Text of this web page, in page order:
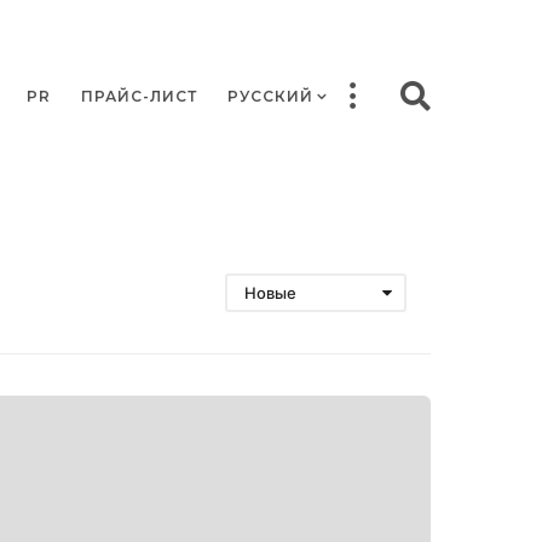
PR ПРАЙС-ЛИСТ РУССКИЙ
Новые